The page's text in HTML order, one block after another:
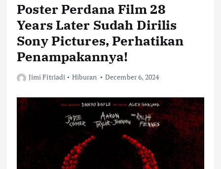
Poster Perdana Film 28
Years Later Sudah Dirilis
Sony Pictures, Perhatikan
Penampakannya!
Jimi Fitriadi Hiburan December 6, 2024